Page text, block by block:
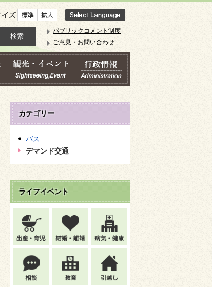
文字サイズ
パブリックコメント制度
ご意見・お問い合わせ
カテゴリー
バス
デマンド交通
ライフイベント